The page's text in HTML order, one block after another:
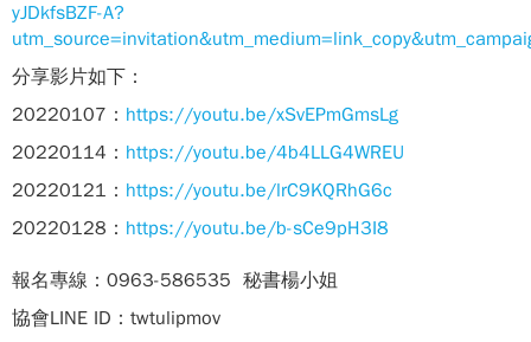
yJDkfsBZF-A?
分享影片如下：
20220107： https://youtu.be/xSvEPmGmsLg
20220114： https://youtu.be/4b4LLG4WREU
20220121： https://youtu.be/lrC9KQRhG6c
20220128： https://youtu.be/b-sCe9pH3I8
報名專線：0963-586535 秘書楊小姐
協會LINE ID：twtulipmov